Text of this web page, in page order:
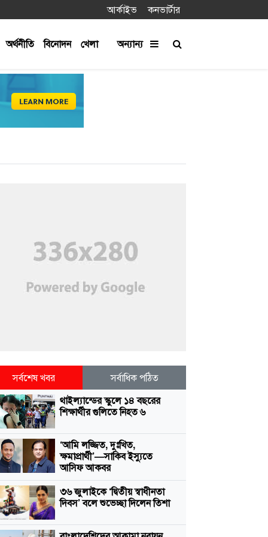
আর্কাইভ কনভার্টার
অর্থনীতি বিনোদন খেলা অন্যান্য
সর্বশেষ খবর
সর্বাধিক পঠিত
থাইল্যান্ডের স্কুলে ১৪ বছরের
শিক্ষার্থীর গুলিতে নিহত ৬
‘আমি লজ্জিত, দুঃখিত,
ক্ষমাপ্রার্থী’—সাকিব ইস্যুতে
আসিফ আকবর
৩৬ জুলাইকে ‘দ্বিতীয় স্বাধীনতা
দিবস’ বলে শুভেচ্ছা দিলেন তিশা